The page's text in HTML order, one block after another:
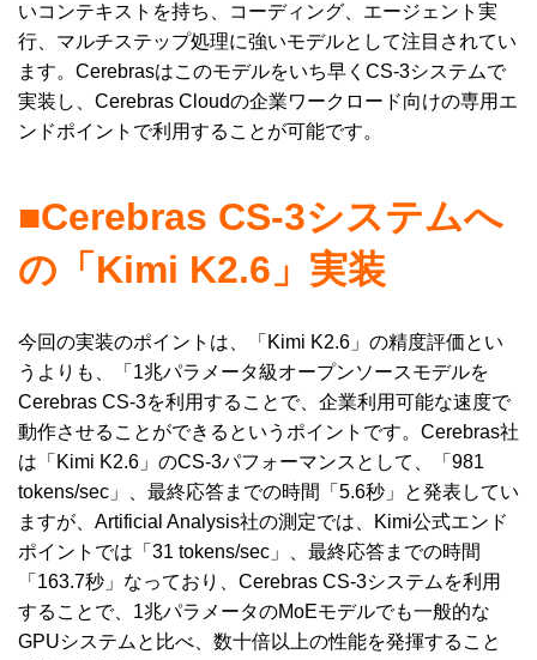
いコンテキストを持ち、コーディング、エージェント実
行、マルチステップ処理に強いモデルとして注目されてい
ます。Cerebrasはこのモデルをいち早くCS-3システムで
実装し、Cerebras Cloudの企業ワークロード向けの専用エ
ンドポイントで利用することが可能です。
■Cerebras CS-3システムへ
の「Kimi K2.6」実装
今回の実装のポイントは、「Kimi K2.6」の精度評価とい
うよりも、「1兆パラメータ級オープンソースモデルを
Cerebras CS-3を利用することで、企業利用可能な速度で
動作させることができるというポイントです。Cerebras社
は「Kimi K2.6」のCS-3パフォーマンスとして、「981
tokens/sec」、最終応答までの時間「5.6秒」と発表してい
ますが、Artificial Analysis社の測定では、Kimi公式エンド
ポイントでは「31 tokens/sec」、最終応答までの時間
「163.7秒」なっており、Cerebras CS-3システムを利用
することで、1兆パラメータのMoEモデルでも一般的な
GPUシステムと比べ、数十倍以上の性能を発揮すること